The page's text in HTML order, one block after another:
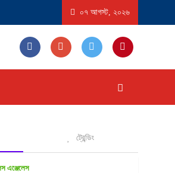
পরজীবীর প্রাদুর্ভাব, আক্রান্ত হতে পারেন ১৮ হাজারের বেশি
০৭ আগস্ট, ২০২৬
ট্রেন্ডিং
এঞ্জেলেস